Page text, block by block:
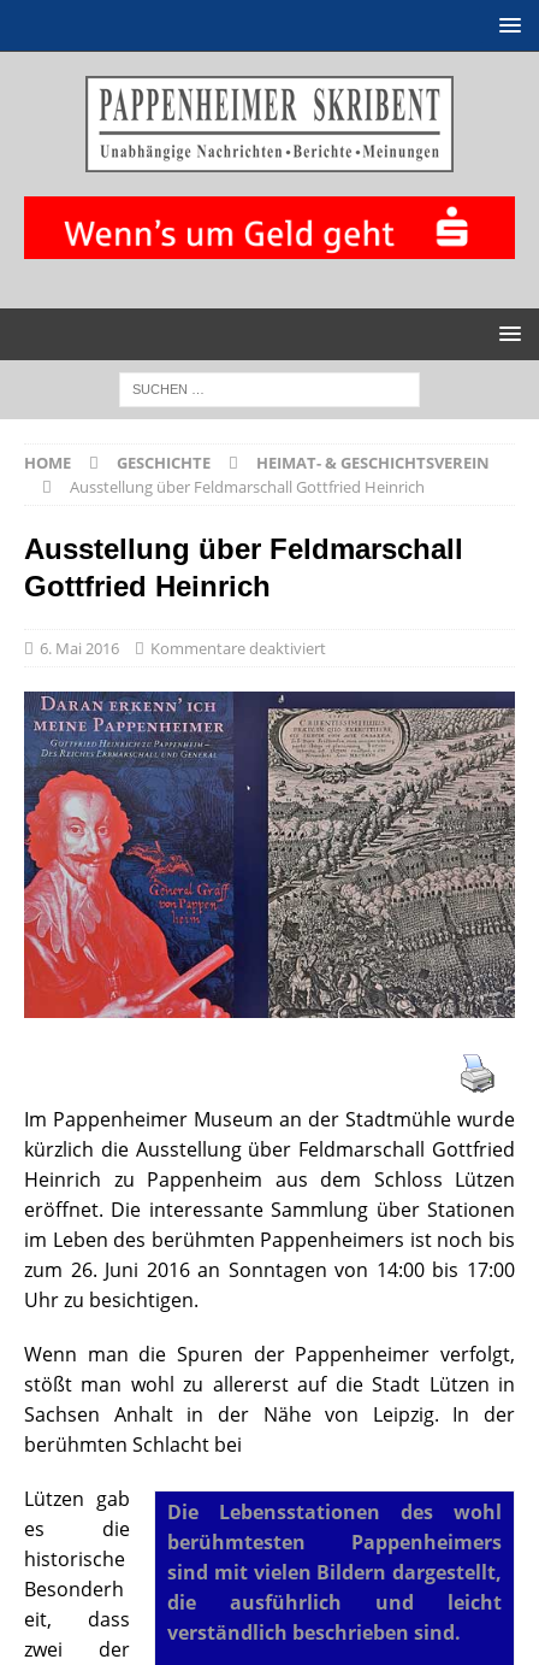
HOME GESCHICHTE
HEIMAT- & GESCHICHTSVEREIN
Ausstellung über Feldmarschall Gottfried Heinrich
Ausstellung über Feldmarschall
Gottfried Heinrich
6. Mai 2016 Kommentare deaktiviert
Im Pappenheimer Museum an der Stadtmühle wurde
kürzlich die Ausstellung über Feldmarschall Gottfried
Heinrich zu Pappenheim aus dem Schloss Lützen
eröffnet. Die interessante Sammlung über Stationen
im Leben des berühmten Pappenheimers ist noch bis
zum 26. Juni 2016 an Sonntagen von 14:00 bis 17:00
Uhr zu besichtigen.
Wenn man die Spuren der Pappenheimer verfolgt,
stößt man wohl zu allererst auf die Stadt Lützen in
Sachsen Anhalt in der Nähe von Leipzig. In der
berühmten Schlacht bei
Die Lebensstationen des wohl
berühmtesten Pappenheimers
sind mit vielen Bildern dargestellt,
die ausführlich und leicht
verständlich beschrieben sind.
Lützen gab
es die
historische
Besonderh
eit, dass
zwei der